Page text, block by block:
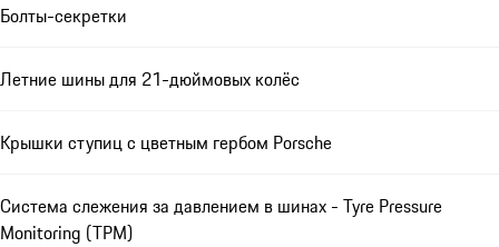
Болты-секретки
Летние шины для 21-дюймовых колёс
Крышки ступиц с цветным гербом Porsche
Система слежения за давлением в шинах - Tyre Pressure
Monitoring (TPM)